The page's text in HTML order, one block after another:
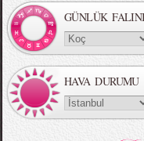
MBFWI - Gülçin Çengel 2015
GÜNLÜK
HAVA DURUMU